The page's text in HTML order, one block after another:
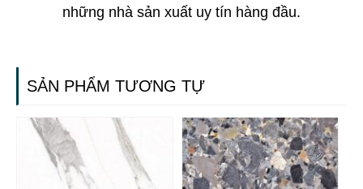
những nhà sản xuất uy tín hàng đầu.
SẢN PHẨM TƯƠNG TỰ